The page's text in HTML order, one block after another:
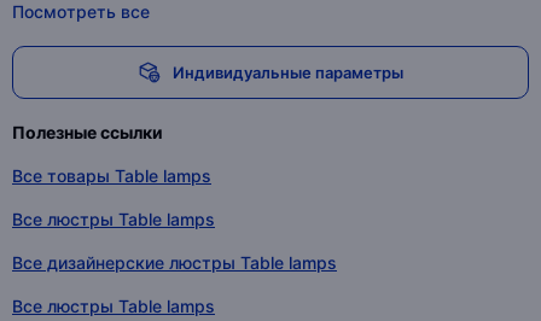
Посмотреть все
Индивидуальные параметры
Полезные ссылки
Все товары Table lamps
Все люстры Table lamps
Все дизайнерские люстры Table lamps
Все люстры Table lamps